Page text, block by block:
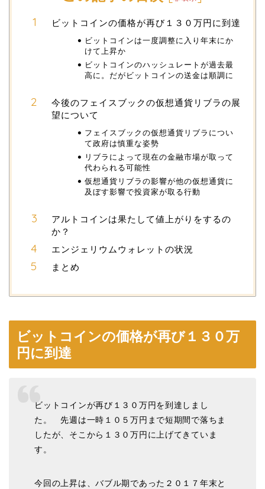
ビットコインの価格が再び１３０万円に到達
ビットコインは一度調整に入り年末にか
けて上昇か
ビットコインのハッシュレートが過去最
高に。だがビットコインの送金は順調に
今後のフェイスブックの仮想通貨リブラの展
望について
フェイスブックの仮想通貨リブラについ
て政府は慎重な姿勢
リブラによって現在の金融市場が取って
代わられる可能性
仮想通貨リブラの影響が他の仮想通貨に
及ぼす影響で投資家が取る行動
アルトコインは果たして値上がりをするの
か？
エンジェリウムウォレットの状況
まとめ
ビットコインの価格が再び１３０万
円に到達
ビットコインが再び１３０万円を到達しまし
た。 先週は一時１０５万円まで短期間で落ちま
したが、そこから１３０万円に上げてきていま
す。
今回の上昇は、バブル期であった２０１７年末と